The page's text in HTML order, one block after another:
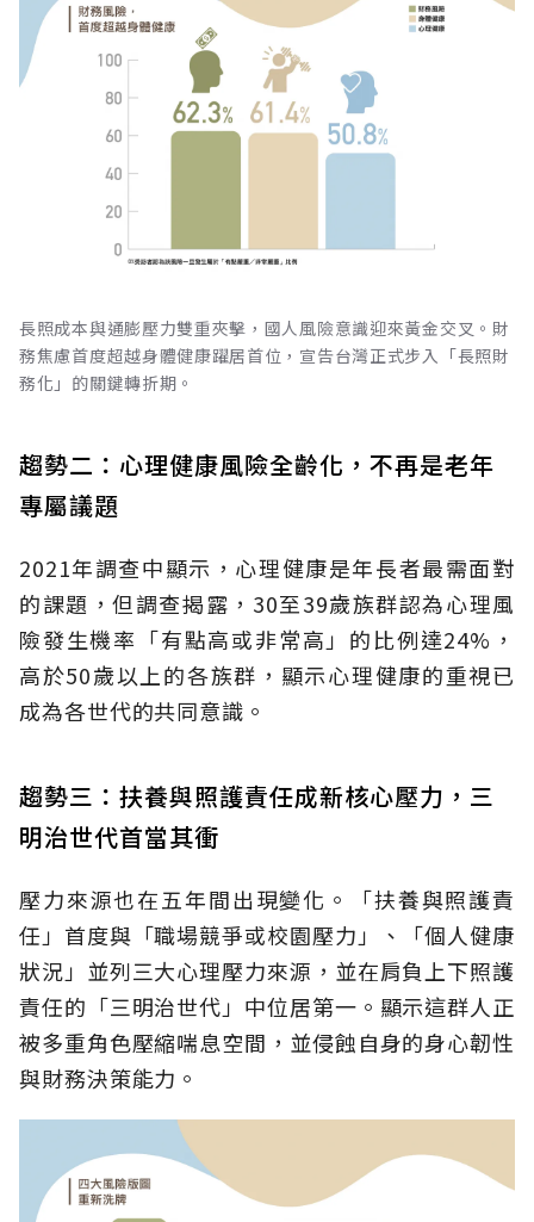
長照成本與通膨壓力雙重夾擊，國人風險意識迎來黃金交叉。財
務焦慮首度超越身體健康躍居首位，宣告台灣正式步入「長照財
務化」的關鍵轉折期。
趨勢二：心理健康風險全齡化，不再是老年
專屬議題
2021年調查中顯示，心理健康是年長者最需面對
的課題，但調查揭露，30至39歲族群認為心理風
險發生機率「有點高或非常高」的比例達24%，
高於50歲以上的各族群，顯示心理健康的重視已
成為各世代的共同意識。
趨勢三：扶養與照護責任成新核心壓力，三
明治世代首當其衝
壓力來源也在五年間出現變化。「扶養與照護責
任」首度與「職場競爭或校園壓力」、「個人健康
狀況」並列三大心理壓力來源，並在肩負上下照護
責任的「三明治世代」中位居第一。顯示這群人正
被多重角色壓縮喘息空間，並侵蝕自身的身心韌性
與財務決策能力。